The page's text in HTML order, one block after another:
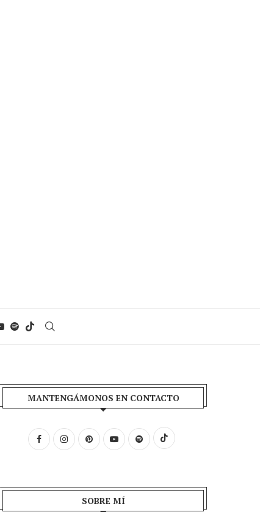
MANTENGÁMONOS EN CONTACTO
SOBRE MÍ